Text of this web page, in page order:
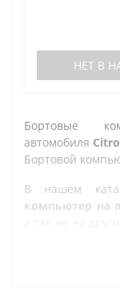
НЕТ В
Бортовые
автомобиля
Бортовой
В нашем
компьютер на
Все рано или